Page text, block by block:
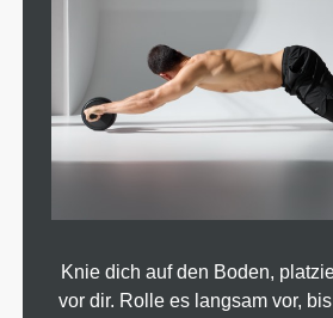
Knie dich auf den Boden,
vor dir. Rolle es langsam vor,